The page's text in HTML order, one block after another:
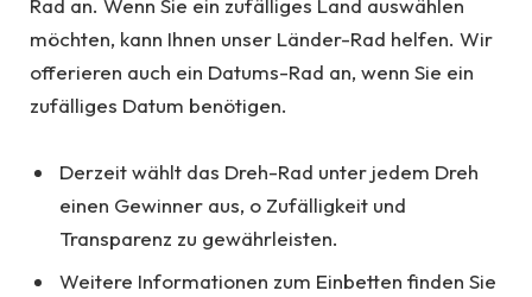
Rad an. Wenn Sie ein zufälliges Land auswählen
möchten, kann Ihnen unser Länder-Rad helfen. Wir
offerieren auch ein Datums-Rad an, wenn Sie ein
zufälliges Datum benötigen.
Derzeit wählt das Dreh-Rad unter jedem Dreh
einen Gewinner aus, o Zufälligkeit und
Transparenz zu gewährleisten.
Weitere Informationen zum Einbetten finden Sie